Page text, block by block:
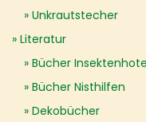
Unkrautstecher
Literatur
Bücher
Bücher Nisthilfen
Dekobücher